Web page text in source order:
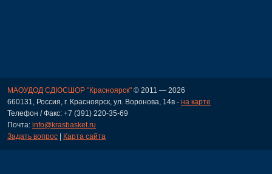
МАОУДОД СДЮСШОР "Красноярск" © 2011 — 2026
660131, Россия, г. Красноярск, ул. Воронова, 14в - на карте
Телефон / Факс: +7 (391) 220-35-69
Почта: info@krasbasket.ru
Задать вопрос | Карта сайта